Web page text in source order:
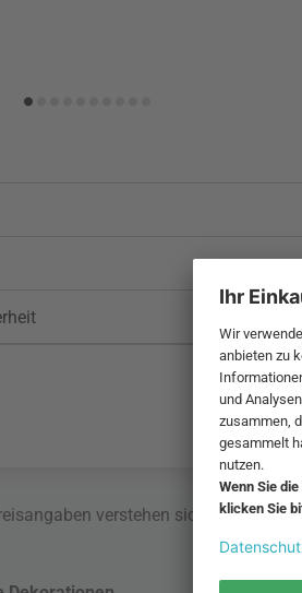
verstehen sich inklusive